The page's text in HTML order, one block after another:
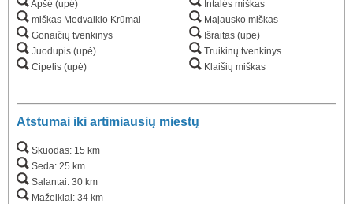
Apšė (upė)
miškas Medvalkio Krūmai
Gonaičių tvenkinys
Juodupis (upė)
Cipelis (upė)
Intalės miškas
Majausko miškas
Išraitas (upė)
Truikinų tvenkinys
Klaišių miškas
Atstumai iki artimiausių miestų
Skuodas: 15 km
Seda: 25 km
Salantai: 30 km
Mažeikiai: 34 km